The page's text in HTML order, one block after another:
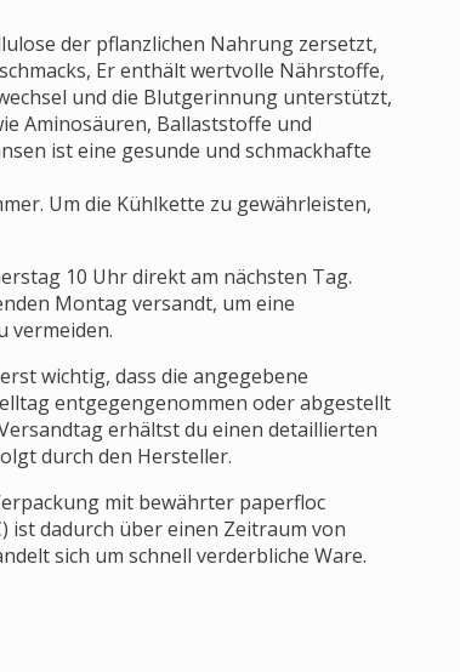
der pflanzlichen Nahrung zersetzt,
Er enthält wertvolle Nährstoffe,
und die Blutgerinnung unterstützt,
Aminosäuren, Ballaststoffe und
ist eine gesunde und schmackhafte
Um die Kühlkette zu gewährleisten,
10 Uhr direkt am nächsten Tag.
Montag versandt, um eine
vermeiden.
wichtig, dass die angegebene
entgegengenommen oder abgestellt
erhältst du einen detaillierten
durch den Hersteller.
mit bewährter paperfloc
ist dadurch über einen Zeitraum von
sich um schnell verderbliche Ware.